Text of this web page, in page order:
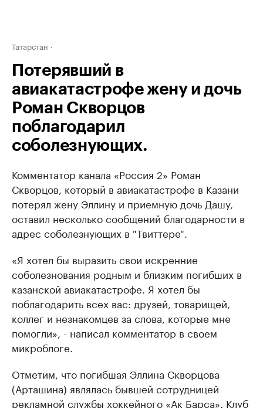
Татарстан
Потерявший в
авиакатастрофе жену и дочь
Роман Скворцов
поблагодарил
соболезнующих.
Комментатор канала «Россия 2» Роман
Скворцов, который в авиакатастрофе в Казани
потерял жену Эллину и приемную дочь Дашу,
оставил несколько сообщений благодарности в
адрес соболезнующих в "Твиттере".
«Я хотел бы выразить свои искренние
соболезнования родным и близким погибших в
казанской авиакатастрофе. Я хотел бы
поблагодарить всех вас: друзей, товарищей,
коллег и незнакомцев за слова, которые мне
помогли», - написал комментатор в своем
микроблоге.
Отметим, что погибшая Эллина Скворцова
(Арташина) являлась бывшей сотрудницей
рекламной службы хоккейного «Ак Барса». Клуб